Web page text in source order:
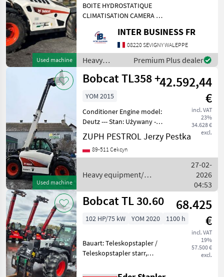
Used machine
BOITE HYDROSTATIQUE
CLIMATISATION CAMERA DE
construction machines
Telehandlers/ telescopic
loaders
INTER BUSINESS FR
08220 SEVIGNY WALEPPE
Heavy
equipment/
construction
Bobcat
Premium Plus dealer
Used machine
Bobcat TL358 +42.592,44
€
incl. VAT
23%
34.628 €
excl.
YOM 2015
Conditioner Engine model:
Deutz --- Stan: Używany -
bardzo dobry stan
Sprzedam ładowarkę
teleskopową Bobcat TL
sprowadzona. Wystawiam
fv Cena b
ZUPH PESTROL Jerzy Pestka
89-511 Cekcyn
Heavy equipment/
Bobcat
27-02-
2026
04:53
Bobcat TL 30.60
68.425
€
incl. VAT
19%
57.500 €
excl.
102 HP/75 kW YOM 2020 1100 h
Bauart: Teleskopstapler /
Teleskopstapler starr,
5800mm, Bauhöhe: